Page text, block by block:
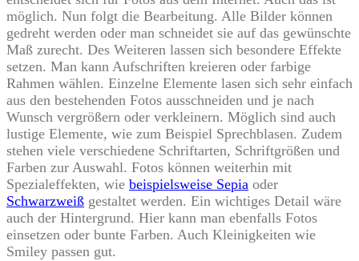
möglich. Nun folgt die Bearbeitung. Alle Bilder können
gedreht werden oder man schneidet sie auf das gewünschte
Maß zurecht. Des Weiteren lassen sich besondere Effekte
setzen. Man kann Aufschriften kreieren oder farbige
Rahmen wählen. Einzelne Elemente lasen sich sehr einfach
aus den bestehenden Fotos ausschneiden und je nach
Wunsch vergrößern oder verkleinern. Möglich sind auch
lustige Elemente, wie zum Beispiel Sprechblasen. Zudem
stehen viele verschiedene Schriftarten, Schriftgrößen und
Farben zur Auswahl. Fotos können weiterhin mit
Spezialeffekten, wie beispielsweise Sepia oder
Schwarzweiß gestaltet werden. Ein wichtiges Detail wäre
auch der Hintergrund. Hier kann man ebenfalls Fotos
einsetzen oder bunte Farben. Auch Kleinigkeiten wie
Smiley passen gut.